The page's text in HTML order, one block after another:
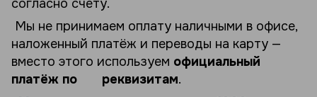
согласно счету.
Мы не принимаем оплату наличными в офисе,
наложенный платёж и переводы на карту —
вместо этого используем официальный
платёж по реквизитам.